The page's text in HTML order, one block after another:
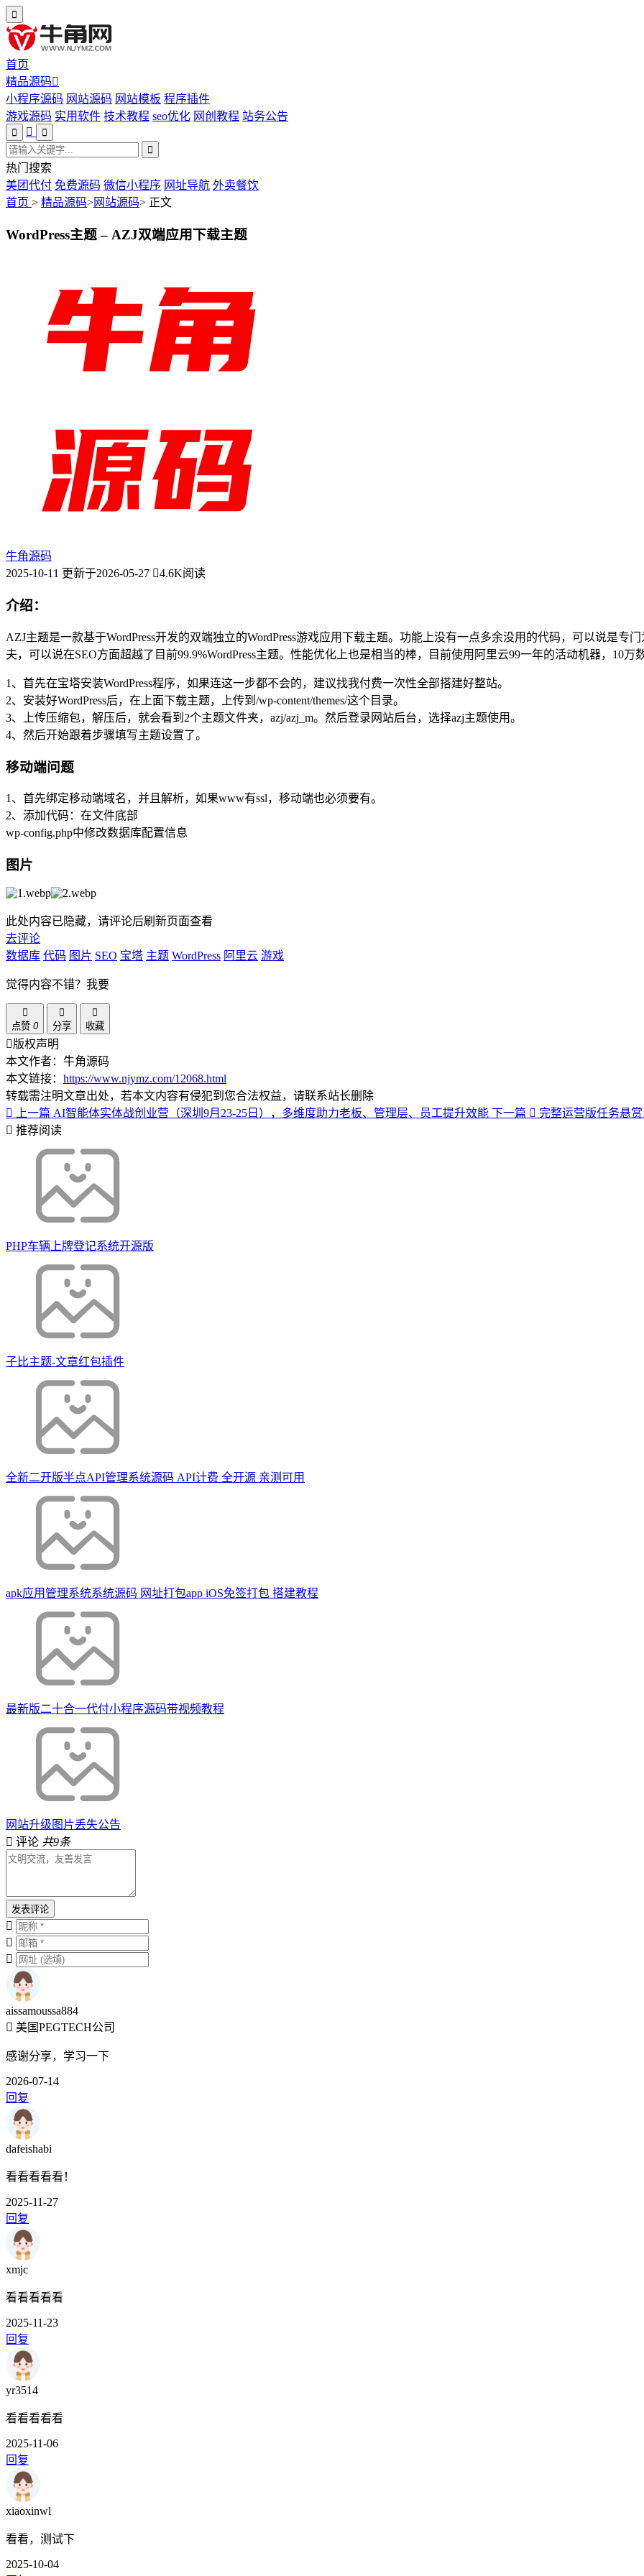
首页
精品源码
小程序源码 网站源码 网站模板 程序插件
游戏源码 实用软件 技术教程 seo优化 网创教程 站务公告
热门搜索
美团代付 免费源码 微信小程序 网址导航 外卖餐饮
首页 > 精品源码>网站源码> 正文
WordPress主题 – AZJ双端应用下载主题
牛角源码
2025-10-11 更新于2026-05-27 4.6K阅读
介绍：
AZJ主题是一款基于WordPress开发的双端独立的WordPress游戏应用下载主题。功能上没有一点多余没用的代码，可以说是专
夫，可以说在SEO方面超越了目前99.9%WordPress主题。性能优化上也是相当的棒，目前使用阿里云99一年的活动机器，10万
1、首先在宝塔安装WordPress程序，如果连这一步都不会的，建议找我付费一次性全部搭建好整站。
2、安装好WordPress后，在上面下载主题，上传到/wp-content/themes/这个目录。
3、上传压缩包，解压后，就会看到2个主题文件夹，azj/azj_m。然后登录网站后台，选择azj主题使用。
4、然后开始跟着步骤填写主题设置了。
移动端问题
1、首先绑定移动端域名，并且解析，如果www有ssl，移动端也必须要有。
2、添加代码：在文件底部
wp-config.php中修改数据库配置信息
图片
此处内容已隐藏，请评论后刷新页面查看
去评论
数据库 代码 图片 SEO 宝塔 主题 WordPress 阿里云 游戏
觉得内容不错？我要
点赞 0 分享 收藏
版权声明
本文作者：牛角源码
本文链接： https://www.njymz.com/12068.html
转载需注明文章出处，若本文内容有侵犯到您合法权益，请联系站长删除
上一篇 AI智能体实体战创业营（深圳9月23-25日），多维度助力老板、管理层、员工提升效能 下一篇
完整运营版任务悬
推荐阅读
PHP车辆上牌登记系统开源版
子比主题-文章红包插件
全新二开版半点API管理系统源码 API计费 全开源 亲测可用
apk应用管理系统系统源码 网址打包app iOS免签打包 搭建教程
最新版二十合一代付小程序源码带视频教程
网站升级图片丢失公告
评论 共9条
发表评论
aissamoussa884
美国PEGTECH公司
感谢分享，学习一下
2026-07-14
回复
dafeishabi
看看看看看！
2025-11-27
回复
xmjc
看看看看看
2025-11-23
回复
yr3514
看看看看看
2025-11-06
回复
xiaoxinwl
看看，测试下
2025-10-04